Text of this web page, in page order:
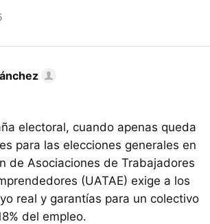
electoral, cuando apenas queda
para las elecciones generales en
de Asociaciones de Trabajadores
(UATAE) exige a los
real y garantías para un colectivo
del empleo.